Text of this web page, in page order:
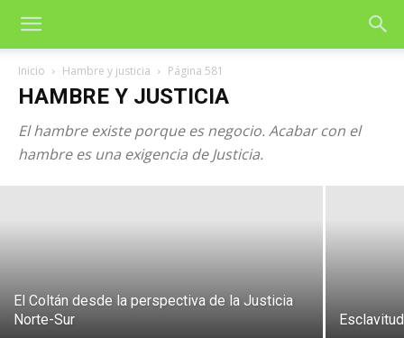
Inicio Hambre y justicia Página 581
HAMBRE Y JUSTICIA
El hambre existe porque es negocio. Acabar con el
hambre es una exigencia de Justicia.
Botín, otro dueño de España
28 de junio de 2007
El Coltán desde la perspectiva de la Justicia
Norte-Sur